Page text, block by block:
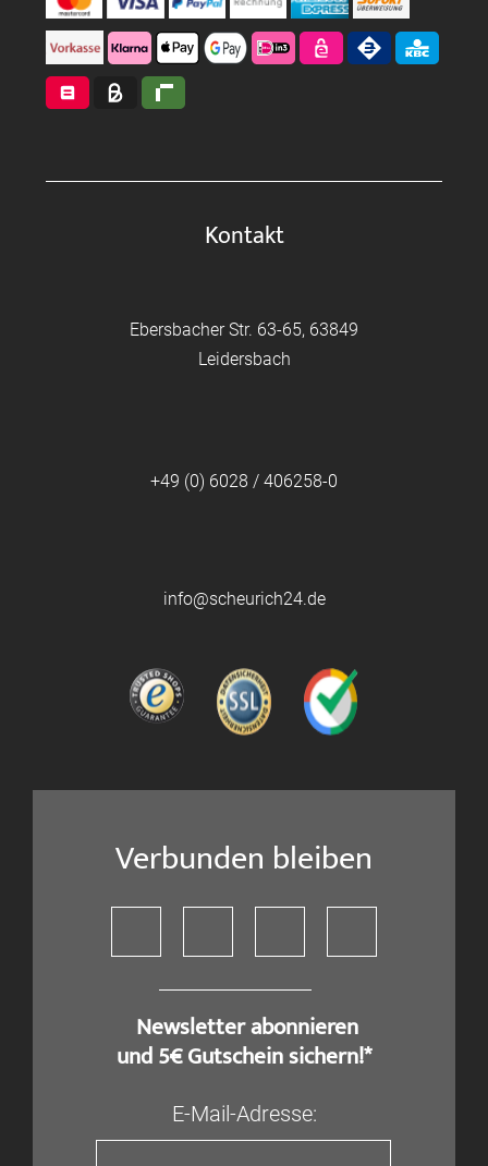
Kontakt
Ebersbacher Str. 63-65, 63849
Leidersbach
+49 (0) 6028 / 406258-0
info@scheurich24.de
Verbunden bleiben
​ Newsletter abonnieren
und 5€ Gutschein sichern!*
E-Mail-Adresse: